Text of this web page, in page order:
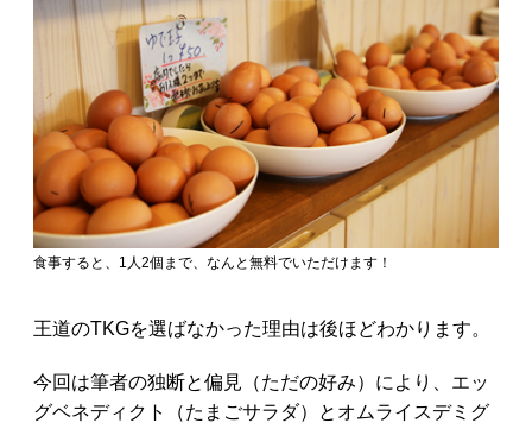
食事すると、1人2個まで、なんと無料でいただけます！
王道のTKGを選ばなかった理由は後ほどわかります。
今回は筆者の独断と偏見（ただの好み）により、エッ
グベネディクト（たまごサラダ）とオムライスデミグ